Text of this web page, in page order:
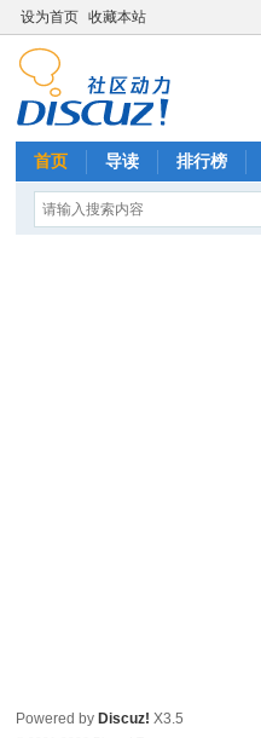
设为首页 收藏本站
首页 导读 排行榜
Powered by Discuz! X3.5